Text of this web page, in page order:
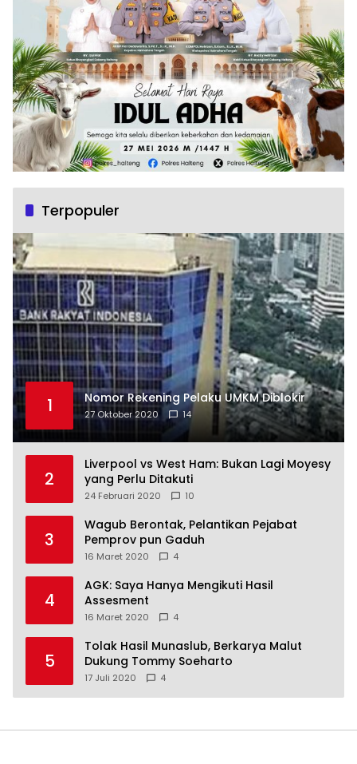
Terpopuler
1 Nomor Rekening Pelaku UMKM Diblokir
27 Oktober 2020 14
2
Liverpool vs West Ham: Bukan Lagi Moyesy
yang Perlu Ditakuti
24 Februari 2020 10
3
Wagub Berontak, Pelantikan Pejabat
Pemprov pun Gaduh
16 Maret 2020 4
4
AGK: Saya Hanya Mengikuti Hasil
Assesment
16 Maret 2020 4
5
Tolak Hasil Munaslub, Berkarya Malut
Dukung Tommy Soeharto
17 Juli 2020 4